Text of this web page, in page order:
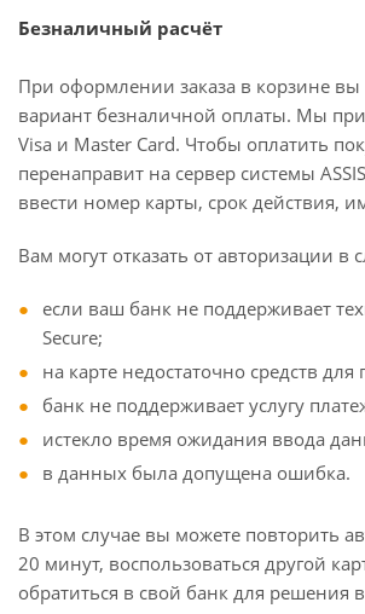
Безналичный расчёт
При оформлении заказа в корзине
вариант безналичной оплаты. Мы
Visa и Master Card. Чтобы оплатить
перенаправит на сервер системы
ввести номер карты, срок действия,
Вам могут отказать от авторизации в
если ваш банк не поддерживает
Secure;
на карте недостаточно средств для
банк не поддерживает услугу
истекло время ожидания ввода
в данных была допущена ошибка.
В этом случае вы можете повторить
20 минут, воспользоваться другой
обратиться в свой банк для решения